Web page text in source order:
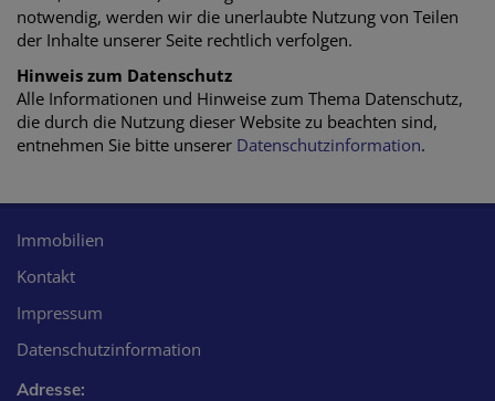
notwendig, werden wir die unerlaubte Nutzung von Teilen
der Inhalte unserer Seite rechtlich verfolgen.
Hinweis zum Datenschutz
Alle Informationen und Hinweise zum Thema Datenschutz,
die durch die Nutzung dieser Website zu beachten sind,
entnehmen Sie bitte unserer Datenschutzinformation.
Immobilien
Kontakt
Impressum
Datenschutzinformation
Adresse: